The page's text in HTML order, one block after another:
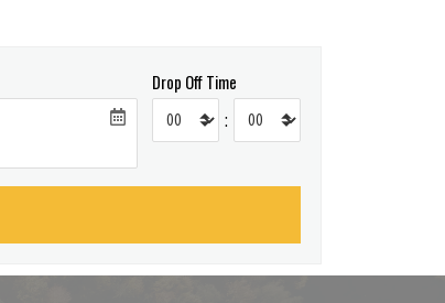
Drop Off Time
: